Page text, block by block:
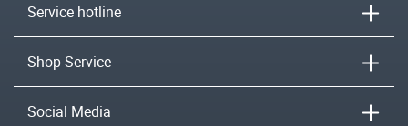
Service hotline
Shop-Service
Social Media